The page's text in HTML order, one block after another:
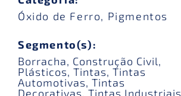
Óxido de Ferro, Pigmentos
Segmento(s):
Borracha, Construção Civil,
Plásticos, Tintas, Tintas
Automotivas, Tintas
Decorativas, Tintas Industriais